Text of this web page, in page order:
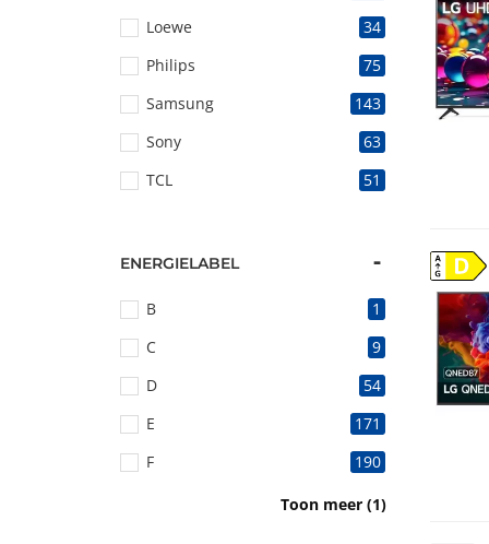
Loewe
34
Philips
75
Samsung
143
Sony
63
TCL
51
ENERGIELABEL
B
1
C
9
D
54
E
171
F
190
163
Toon meer (1)
D